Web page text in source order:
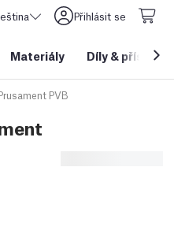
Přihlásit se
Materiály Díly &
PVB